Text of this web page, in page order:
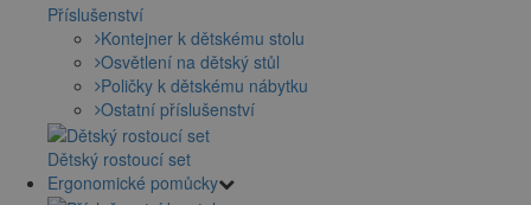
Příslušenství
Kontejner k dětskému stolu
Osvětlení na dětský stůl
Poličky k dětskému nábytku
Ostatní příslušenství
Dětský rostoucí set
Ergonomické pomůcky